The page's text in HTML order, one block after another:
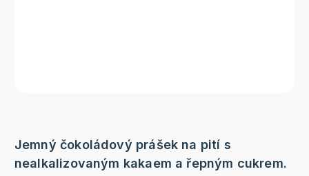
Jemný čokoládový prášek na pití s ​​
nealkalizovaným kakaem a řepným cukrem.